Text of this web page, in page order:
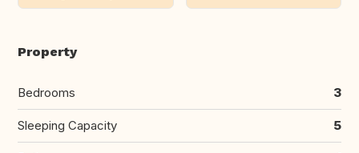
Property
Bedrooms 3
Sleeping Capacity 5